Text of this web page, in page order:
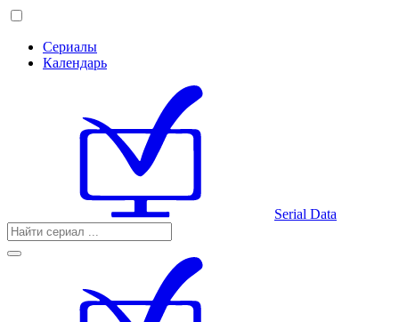
Сериалы
Календарь
Serial Data